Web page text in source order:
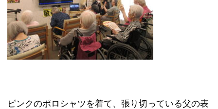
ピンクのポロシャツを着て、張り切っている父の表